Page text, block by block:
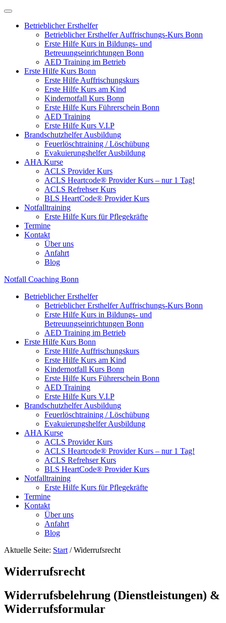
Betrieblicher Ersthelfer
Betrieblicher Ersthelfer Auffrischungs-Kurs Bonn
Erste Hilfe Kurs in Bildungs- und
Betreuungseinrichtungen Bonn
AED Training im Betrieb
Erste Hilfe Kurs Bonn
Erste Hilfe Auffrischungskurs
Erste Hilfe Kurs am Kind
Kindernotfall Kurs Bonn
Erste Hilfe Kurs Führerschein Bonn
AED Training
Erste Hilfe Kurs V.I.P
Brandschutzhelfer Ausbildung
Feuerlöschtraining / Löschübung
Evakuierungshelfer Ausbildung
AHA Kurse
ACLS Provider Kurs
ACLS Heartcode® Provider Kurs – nur 1 Tag!
ACLS Refrehser Kurs
BLS HeartCode® Provider Kurs
Notfalltraining
Erste Hilfe Kurs für Pflegekräfte
Termine
Kontakt
Über uns
Anfahrt
Blog
Notfall Coaching Bonn
Betrieblicher Ersthelfer
Betrieblicher Ersthelfer Auffrischungs-Kurs Bonn
Erste Hilfe Kurs in Bildungs- und
Betreuungseinrichtungen Bonn
AED Training im Betrieb
Erste Hilfe Kurs Bonn
Erste Hilfe Auffrischungskurs
Erste Hilfe Kurs am Kind
Kindernotfall Kurs Bonn
Erste Hilfe Kurs Führerschein Bonn
AED Training
Erste Hilfe Kurs V.I.P
Brandschutzhelfer Ausbildung
Feuerlöschtraining / Löschübung
Evakuierungshelfer Ausbildung
AHA Kurse
ACLS Provider Kurs
ACLS Heartcode® Provider Kurs – nur 1 Tag!
ACLS Refrehser Kurs
BLS HeartCode® Provider Kurs
Notfalltraining
Erste Hilfe Kurs für Pflegekräfte
Termine
Kontakt
Über uns
Anfahrt
Blog
Aktuelle Seite: Start /Widerrufsrecht
Widerrufsrecht
Widerrufsbelehrung (Dienstleistungen) &
Widerrufsformular